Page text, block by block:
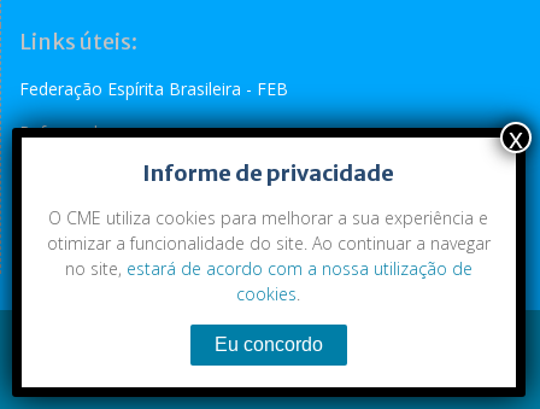
Links úteis:
Federação Espírita Brasileira - FEB
Reformador
Conselho Espírita Internacional - CEI
Conteúdo exclusivo da CME. Todos os direitos reservados.
Informe de privacidade
O CME utiliza cookies para melhorar a sua experiência e
otimizar a funcionalidade do site. Ao continuar a navegar
no site, estará de acordo com a nossa utilização de
cookies.